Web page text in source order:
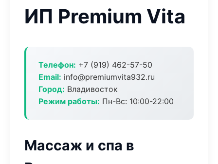
ИП Premium Vita
Телефон: +7 (919) 462-57-50
Email: info@premiumvita932.ru
Город: Владивосток
Режим работы: Пн-Вс: 10:00-22:00
Массаж и спа в